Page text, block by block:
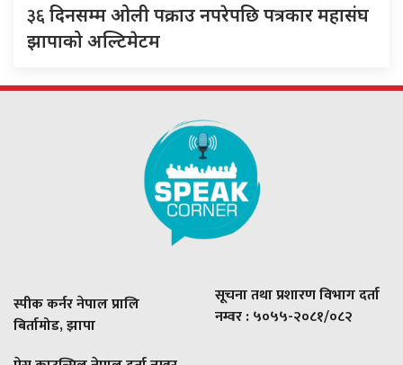
३६दिनसम्म ओली पक्राउ नपरेपछि पत्रकार महासंघ
झापाको अल्टिमेटम
स्पीक कर्नर नेपाल प्रालि
बिर्तामोड, झापा
सूचना तथा प्रशारण विभाग दर्ता
नम्वर : ५०५५-२०८१/०८२